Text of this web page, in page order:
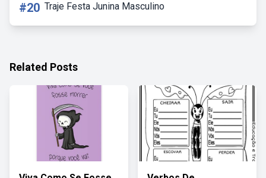
#20 Traje Festa Junina Masculino
Related Posts